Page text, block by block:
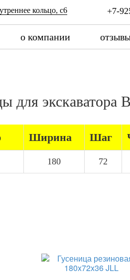
кольцо, с6 +7-
о компании
для
Ширина Шаг
180 72